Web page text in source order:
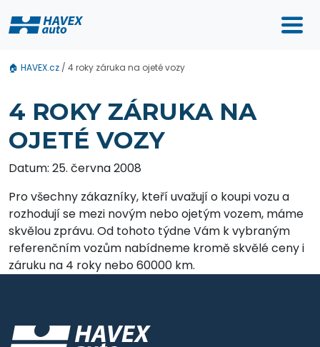
🏠 HAVEX.cz / 4 roky záruka na ojeté vozy
4 ROKY ZÁRUKA NA
OJETÉ VOZY
Datum: 25. června 2008
Pro všechny zákazníky, kteří uvažují o koupi vozu a
rozhodují se mezi novým nebo ojetým vozem, máme
skvělou zprávu. Od tohoto týdne Vám k vybraným
referenčním vozům nabídneme kromě skvělé ceny i
záruku na 4 roky nebo 60000 km.